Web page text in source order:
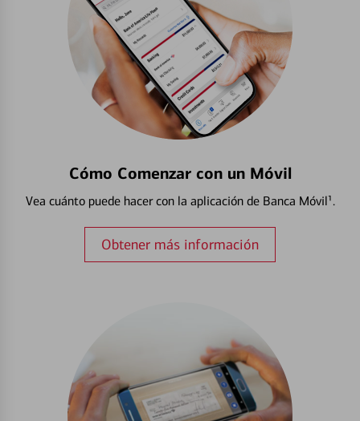
Cómo Comenzar con un Móvil
Vea cuánto puede hacer con la aplicación de Banca Móvil¹.
Obtener más información